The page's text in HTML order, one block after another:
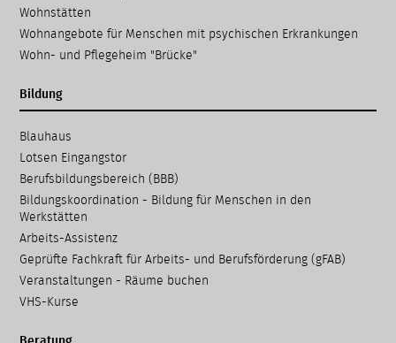
Wohnstätten
Wohnangebote für Menschen mit psychischen Erkrankungen
Wohn- und Pflegeheim "Brücke"
Bildung
Navigation
überspringen
Blauhaus
Lotsen Eingangstor
Berufsbildungsbereich (BBB)
Bildungskoordination - Bildung für Menschen in den
Werkstätten
Arbeits-Assistenz
Geprüfte Fachkraft für Arbeits- und Berufsförderung (gFAB)
Veranstaltungen - Räume buchen
VHS-Kurse